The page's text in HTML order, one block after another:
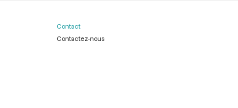
Contact
Contactez-nous